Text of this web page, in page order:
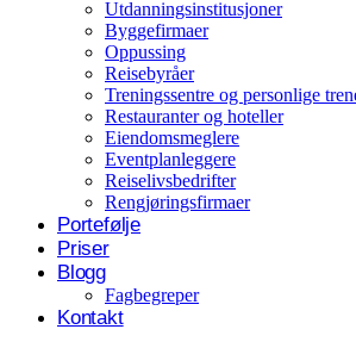
Utdanningsinstitusjoner
Byggefirmaer
Oppussing
Reisebyråer
Treningssentre og personlige
Restauranter og hoteller
Eiendomsmeglere
Eventplanleggere
Reiselivsbedrifter
Rengjøringsfirmaer
Portefølje
Priser
Blogg
Fagbegreper
Kontakt